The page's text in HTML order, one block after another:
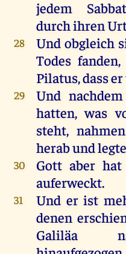
jedem
Sabbat
durchihren
28 Und obgleich
Todes fanden
Pilatus, dasser
29 Und nachdem
hatten,was
steht, nahmen
herabund
30 Gott aber hat
auferweckt.
31 Und er ist
denen
Galiläa